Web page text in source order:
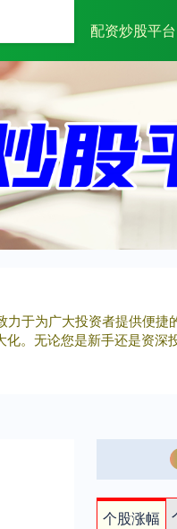
配资炒股平台
于为广大投资者提供便
。无论您是新手还是资深
个股涨幅